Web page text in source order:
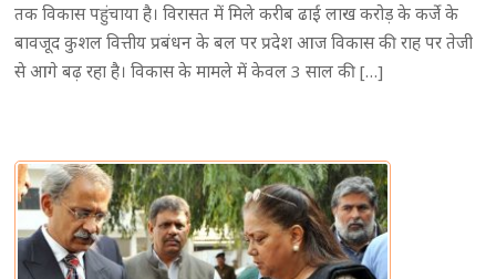
तक विकास पहुंचाया है। विरासत में मिले करीब ढाई लाख करोड़ के कर्जे के
बावजूद कुशल वित्तीय प्रबंधन के बल पर प्रदेश आज विकास की राह पर तेजी
से आगे बढ़ रहा है। विकास के मामले में केवल 3 साल की […]